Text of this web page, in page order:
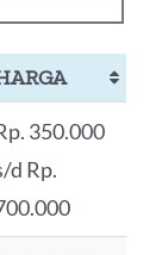
350.000
d Rp.